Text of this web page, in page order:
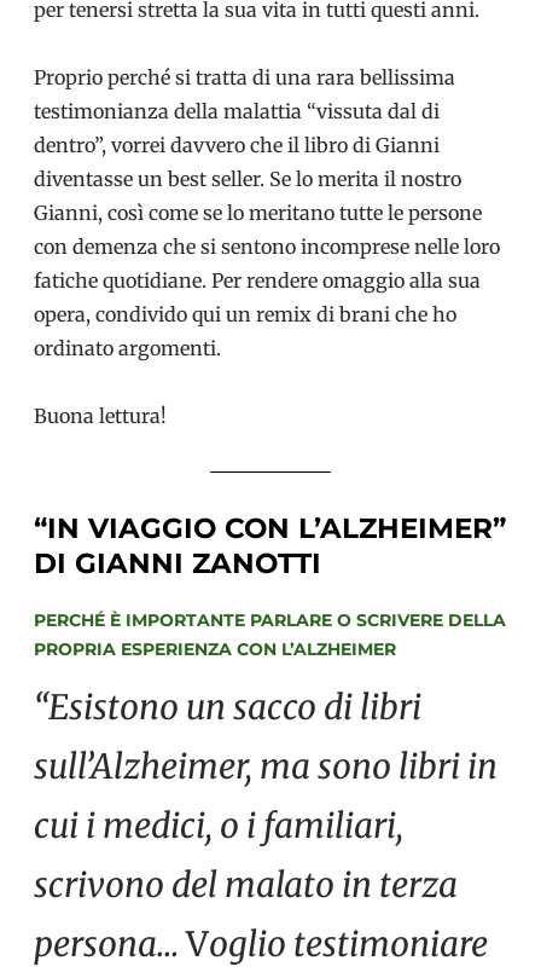
per tenersi stretta la sua vita in tutti questi anni.
Proprio perché si tratta di una rara bellissima
testimonianza della malattia “vissuta dal di
dentro”, vorrei davvero che il libro di Gianni
diventasse un best seller. Se lo merita il nostro
Gianni, così come se lo meritano tutte le persone
con demenza che si sentono incomprese nelle loro
fatiche quotidiane. Per rendere omaggio alla sua
opera, condivido qui un remix di brani che ho
ordinato argomenti.
Buona lettura!
“IN VIAGGIO CON L’ALZHEIMER”
DI GIANNI ZANOTTI
PERCHÉ È IMPORTANTE PARLARE O SCRIVERE DELLA
PROPRIA ESPERIENZA CON L’ALZHEIMER
“Esistono un sacco di libri
sull’Alzheimer, ma sono libri in
cui i medici, o i familiari,
scrivono del malato in terza
persona…Voglio testimoniare